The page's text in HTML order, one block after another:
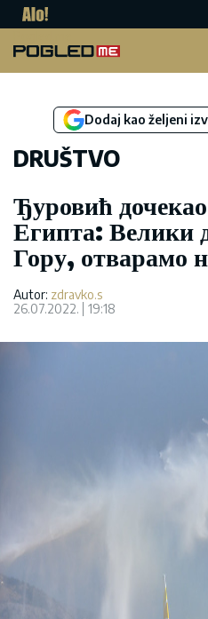
Dodaj kao željeni
DRUŠTVO
Ђуровић
Египта: Велики
Гору, отварамо
Autor: zdravko.s
26.07.2022.
19:18